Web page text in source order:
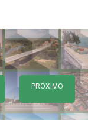
PRÓXIMO